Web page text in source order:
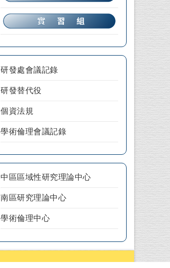
研發處會議記錄
研發替代役
個資法規
學術倫理會議記錄
中區區域性研究理論中心
南區研究理論中心
學術倫理中心